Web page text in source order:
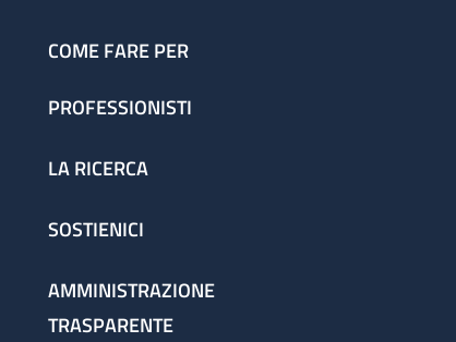
COME FARE PER
PROFESSIONISTI
LA RICERCA
SOSTIENICI
AMMINISTRAZIONE
TRASPARENTE